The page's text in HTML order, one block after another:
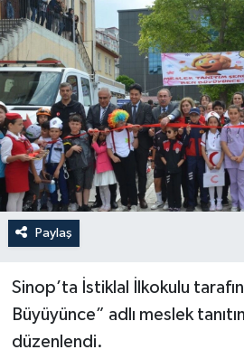
Paylaş
Sinop’ta İstiklal İlkokulu
Büyüyünce” adlı meslek
düzenlendi.
MAGAZİN
YEREL